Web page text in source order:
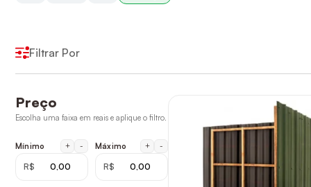
Filtrar Por
Preço
Escolha uma faixa em reais e aplique o filtro.
Mínimo + -
R$
Máximo + -
R$